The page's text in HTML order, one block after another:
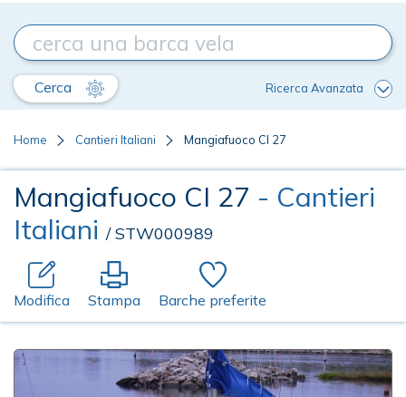
Cerca Ricerca Avanzata
Home Cantieri Italiani Mangiafuoco CI 27
Mangiafuoco CI 27 - Cantieri
Italiani / STW000989
Modifica Stampa Barche preferite